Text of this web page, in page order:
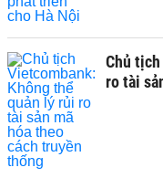
Chủ
ro tài